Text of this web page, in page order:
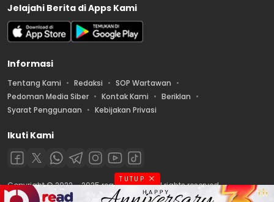
Jelajahi Berita di Apps Kami
Informasi
Tentang Kami Redaksi
SOP Wartawan
Pedoman Media Siber
Kontak Kami
Beriklan
Syarat Penggunaan
Kebijakan Privasi
Ikuti Kami
Copyright © 2022 – 2025 readnews.id | All rights reserved.
TUTUP